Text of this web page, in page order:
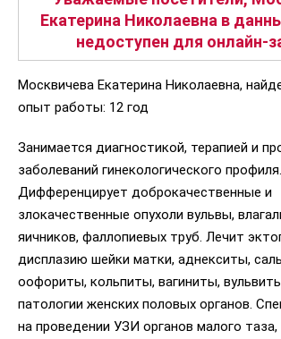
Екатерина Николаевна в
недоступен для онлайн-
Москвичева Екатерина Николаевна,
опыт работы: 12 год
Занимается диагностикой, терапией и
заболеваний гинекологического профиля.
Дифференцирует доброкачественные и
злокачественные опухоли вульвы,
яичников, фаллопиевых труб. Лечит
дисплазию шейки матки, аднекситы,
оофориты, кольпиты, вагиниты,
патологии женских половых органов.
на проведении УЗИ органов малого таза,